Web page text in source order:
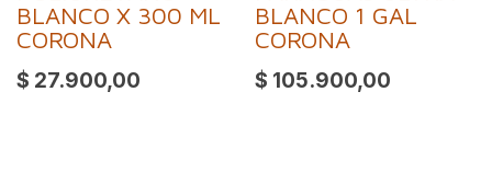
BLANCO X 300 ML
CORONA
$ 27.900,00
BLANCO 1 GAL
CORONA
$ 105.900,00